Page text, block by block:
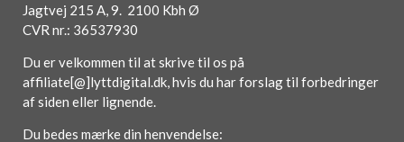
Jagtvej 215 A, 9. 2100 Kbh Ø
CVR nr.: 36537930
Du er velkommen til at skrive til os på
affiliate[@]lyttdigital.dk, hvis du har forslag til forbedringer
af siden eller lignende.
Du bedes mærke din henvendelse: